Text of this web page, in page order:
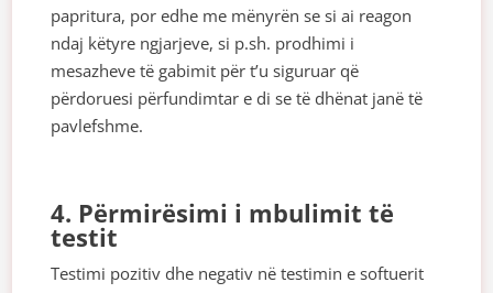
papritura, por edhe me mënyrën se si ai reagon
ndaj këtyre ngjarjeve, si p.sh. prodhimi i
mesazheve të gabimit për t’u siguruar që
përdoruesi përfundimtar e di se të dhënat janë të
pavlefshme.
4. Përmirësimi i mbulimit të
testit
Testimi pozitiv dhe negativ në testimin e softuerit